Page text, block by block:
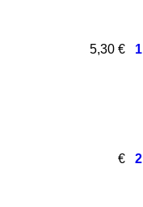
5,30 € 1
€ 2